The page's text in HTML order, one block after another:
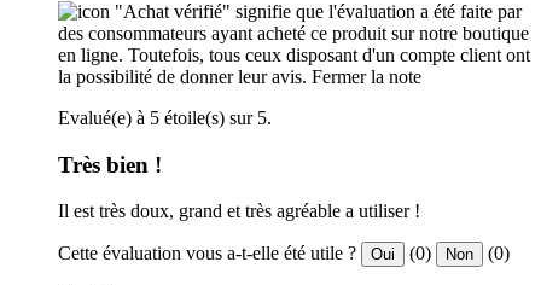
"Achat vérifié" signifie que l'évaluation a été faite par
des consommateurs ayant acheté ce produit sur notre boutique
en ligne. Toutefois, tous ceux disposant d'un compte client ont
la possibilité de donner leur avis. Fermer la note
Evalué(e) à 5 étoile(s) sur 5.
Très bien !
Il est très doux, grand et très agréable a utiliser !
Cette évaluation vous a-t-elle été utile ? Oui (0) Non (0)